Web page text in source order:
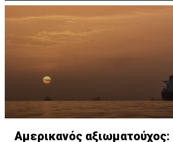
Αμερικανός αξιωματούχος: